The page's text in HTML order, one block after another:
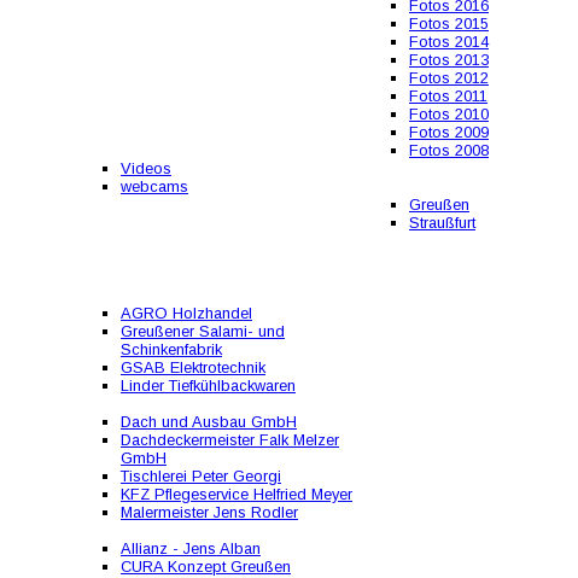
Fotos 2016
Fotos 2015
Fotos 2014
Fotos 2013
Fotos 2012
Fotos 2011
Fotos 2010
Fotos 2009
Fotos 2008
Videos
webcams
Greußen
Straußfurt
AGRO Holzhandel
Greußener Salami- und
Schinkenfabrik
GSAB Elektrotechnik
Linder Tiefkühlbackwaren
Dach und Ausbau GmbH
Dachdeckermeister Falk Melzer
GmbH
Tischlerei Peter Georgi
KFZ Pflegeservice Helfried Meyer
Malermeister Jens Rodler
Allianz - Jens Alban
CURA Konzept Greußen